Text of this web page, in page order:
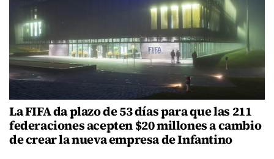
La FIFA da plazo de 53 días para que las 211
federaciones acepten $20 millones a cambio
de crear la nueva empresa de Infantino